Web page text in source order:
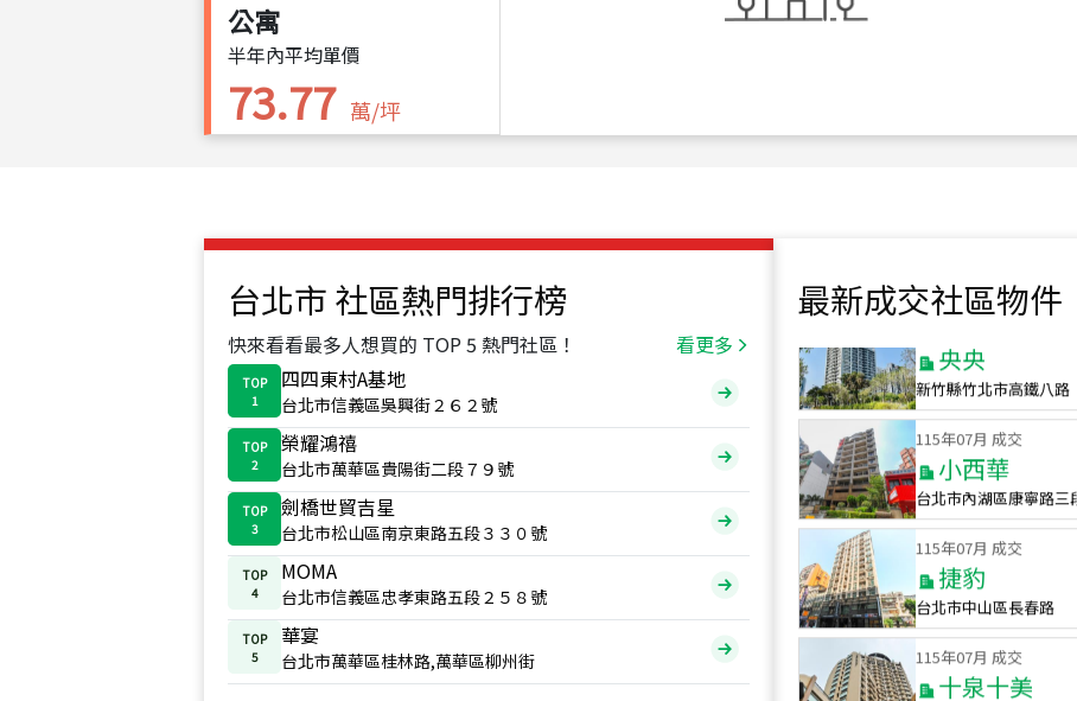
公寓
半年內平均單價
73.77 萬/坪
台北市 社區熱門排行榜
快來看看最多人想買的 TOP 5 熱門社區！ 看更多
TOP
1
四四東村A基地
台北市信義區吳興街２６２號
TOP
2
榮耀鴻禧
台北市萬華區貴陽街二段７９號
TOP
3
劍橋世貿吉星
台北市松山區南京東路五段３３０號
TOP
4
MOMA
台北市信義區忠孝東路五段２５８號
TOP
5
華宴
台北市萬華區桂林路,萬華區柳州街
最新成交社區物件
新竹市新竹市慈祥路
115年07月 成交
新竹縣竹北市高鐵八路
115年07月 成交
小西華
台北市內湖區康寧路三段
115年07月 成交
捷豹
台北市中山區長春路
115年07月 成交
十泉十美
台北市北投區光明路